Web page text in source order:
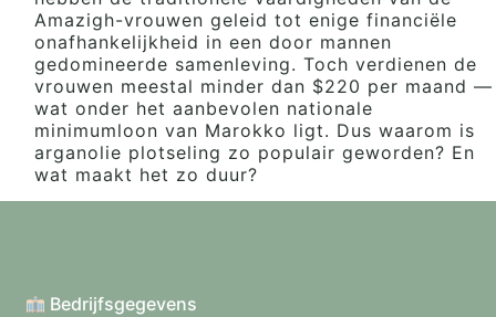
Amazigh-vrouwen geleid tot enige financiële
onafhankelijkheid in een door mannen
gedomineerde samenleving. Toch verdienen de
vrouwen meestal minder dan $220 per maand —
wat onder het aanbevolen nationale
minimumloon van Marokko ligt. Dus waarom is
arganolie plotseling zo populair geworden? En
wat maakt het zo duur?
Bedrijfsgegevens